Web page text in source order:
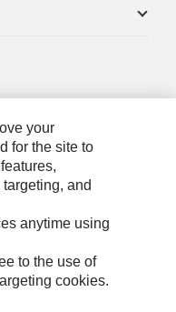
your
for the site to
and
anytime using
to the use of
cookies.